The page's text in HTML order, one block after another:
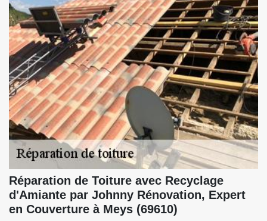
Réparation de Toiture avec Recyclage
d'Amiante par Johnny Rénovation, Expert
en Couverture à Meys (69610)